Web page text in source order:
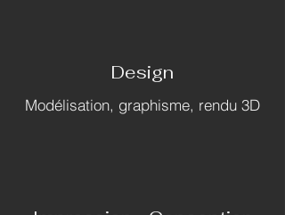
Design
Modélisation, graphisme, rendu 3D